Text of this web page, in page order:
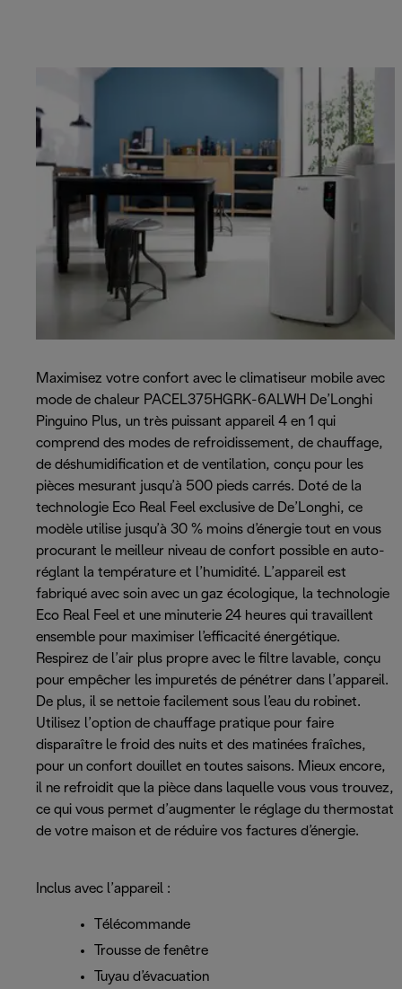
Maximisez votre confort avec le climatiseur mobile avec
mode de chaleur PACEL375HGRK-6ALWH De’Longhi
Pinguino Plus, un très puissant appareil 4 en 1 qui
comprend des modes de refroidissement, de chauffage,
de déshumidification et de ventilation, conçu pour les
pièces mesurant jusqu’à 500 pieds carrés. Doté de la
technologie Eco Real Feel exclusive de De’Longhi, ce
modèle utilise jusqu’à 30 % moins d’énergie tout en vous
procurant le meilleur niveau de confort possible en auto-
réglant la température et l’humidité. L’appareil est
fabriqué avec soin avec un gaz écologique, la technologie
Eco Real Feel et une minuterie 24 heures qui travaillent
ensemble pour maximiser l’efficacité énergétique.
Respirez de l’air plus propre avec le filtre lavable, conçu
pour empêcher les impuretés de pénétrer dans l’appareil.
De plus, il se nettoie facilement sous l’eau du robinet.
Utilisez l’option de chauffage pratique pour faire
disparaître le froid des nuits et des matinées fraîches,
pour un confort douillet en toutes saisons. Mieux encore,
il ne refroidit que la pièce dans laquelle vous vous trouvez,
ce qui vous permet d’augmenter le réglage du thermostat
de votre maison et de réduire vos factures d’énergie.
Inclus avec l’appareil :
Télécommande
Trousse de fenêtre
Tuyau d’évacuation